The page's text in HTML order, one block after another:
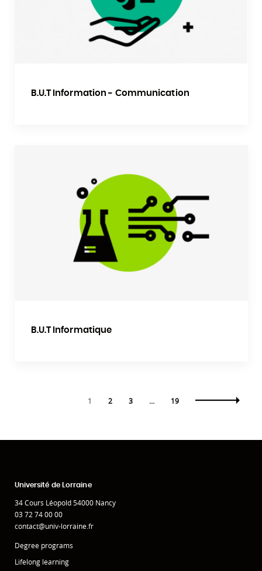
B.U.T Information - Communication
B.U.T Informatique
1 2 3 … 19
Université de Lorraine
34 Cours Léopold 54000 Nancy
03 72 74 00 00
contact@univ-lorraine.fr
Degree programs
Lifelong learning